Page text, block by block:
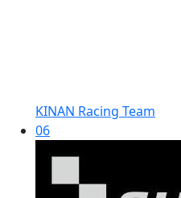
KINAN Racing Team
06